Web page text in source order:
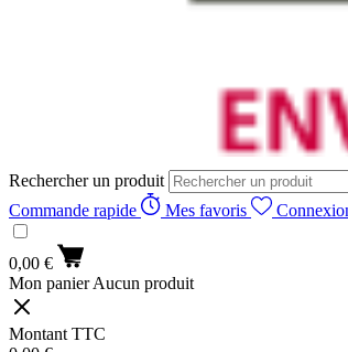
Rechercher un produit
Commande rapide Mes favoris
0,00 €
Mon panier Aucun produit
Montant TTC